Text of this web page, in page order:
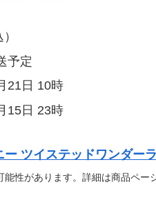
予定
21日 10時
15日 23時
ー ツイステッドワンダー
性があります。詳細は商品ペー